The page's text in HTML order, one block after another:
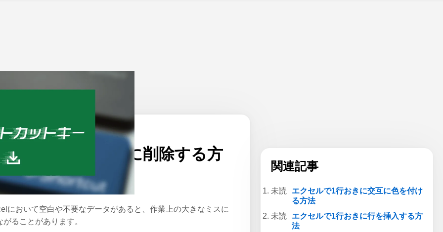
ム > Excel 公開日：2022/03/25
クセルで1行おきに削除する方
において空白や不要なデータがあると、作業上の大きなミスに
がることがあります。
関連記事
エクセルで1行おきに交互に色を付け
る方法
エクセルで1行おきに行を挿入する方
法